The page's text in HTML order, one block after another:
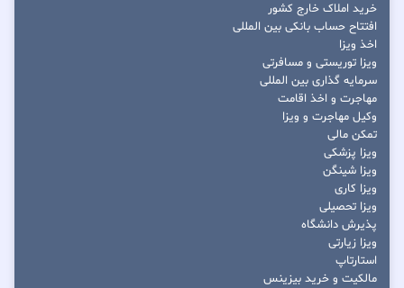
خرید املاک خارج کشور
افتتاح حساب بانکی بین المللی
اخذ ویزا
ویزا توریستی و مسافرتی
سرمایه گذاری بین المللی
مهاجرت و اخذ اقامت
وکیل مهاجرت و ویزا
تمکن مالی
ویزا پزشکی
ویزا شینگن
ویزا کاری
ویزا تحصیلی
پذیرش دانشگاه
ویزا زیارتی
استارتاپ
مالکیت و خرید بیزینس